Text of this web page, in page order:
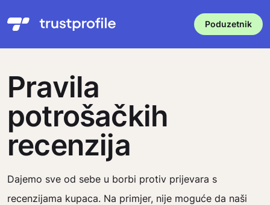
Poduzetnik
Pravila
potrošačkih
recenzija
Dajemo sve od sebe u borbi protiv prijevara s
recenzijama kupaca. Na primjer, nije moguće da naši